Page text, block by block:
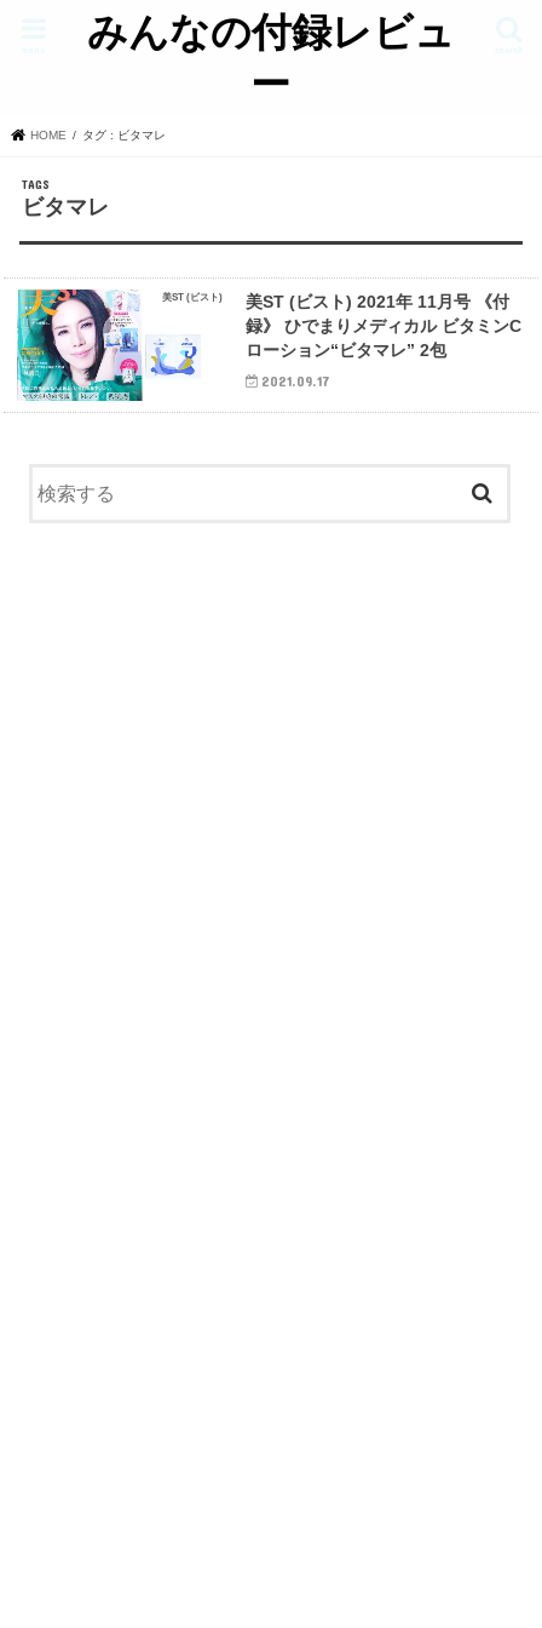
みんなの付録レビュ
ー
HOME タグ : ビタマレ
ビタマレ
美ST (ビスト)
美ST (ビスト) 2021年 11月号 《付
録》 ひでまりメディカル ビタミンC
ローション“ビタマレ” 2包
2021.09.17